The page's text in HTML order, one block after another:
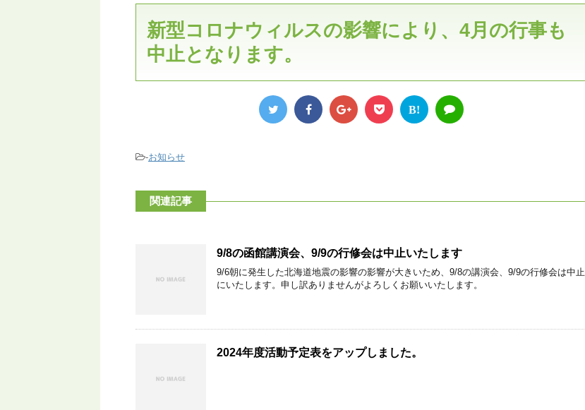
新型コロナウィルスの影響により、4月の行事も
中止となります。
B!
-お知らせ
関連記事
9/8の函館講演会、9/9の行修会は中止いたします
9/6朝に発生した北海道地震の影響の影響が大きいため、9/8の講演会、9/9の行修会は中止
にいたします。申し訳ありませんがよろしくお願いいたします。
2024年度活動予定表をアップしました。